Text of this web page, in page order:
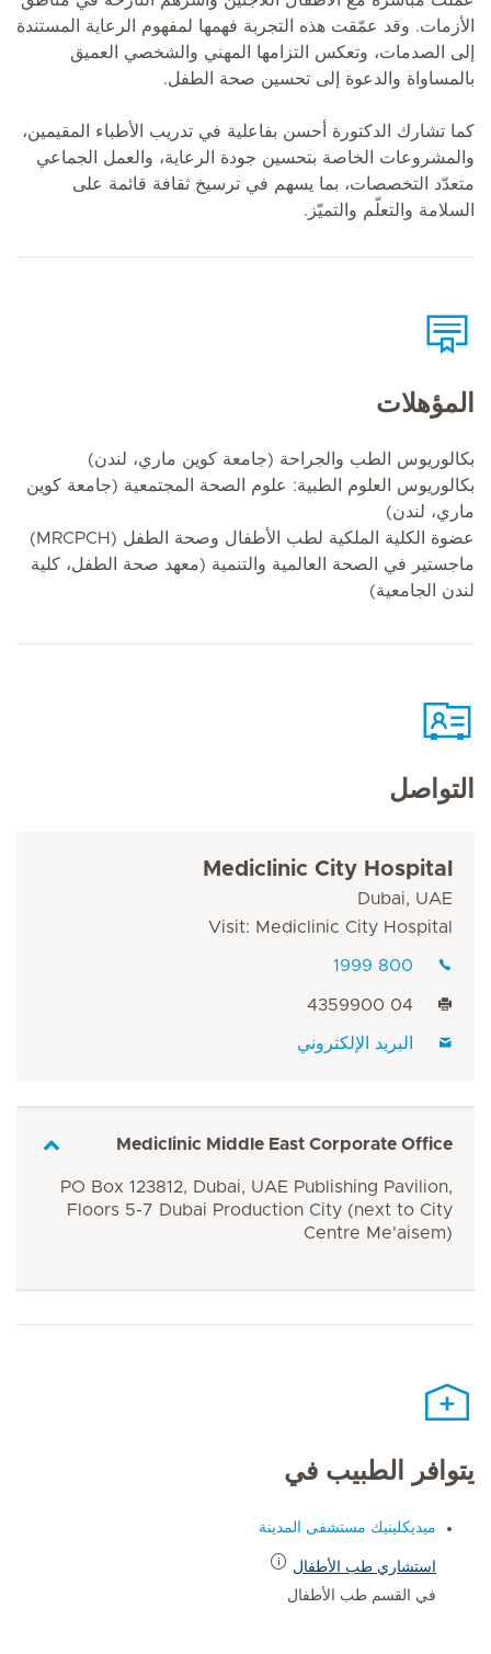
الأزمات. وقد عمّقت هذه التجربة فهمها لمفهوم الرعاية المستندة
إلى الصدمات، وتعكس التزامها المهني والشخصي العميق
بالمساواة والدعوة إلى تحسين صحة الطفل.
كما تشارك الدكتورة أحسن بفاعلية في تدريب الأطباء المقيمين،
والمشروعات الخاصة بتحسين جودة الرعاية، والعمل الجماعي
متعدّد التخصصات، بما يسهم في ترسيخ ثقافة قائمة على
السلامة والتعلّم والتميّز.
المؤهلات
بكالوريوس الطب والجراحة (جامعة كوين ماري، لندن)
بكالوريوس العلوم الطبية: علوم الصحة المجتمعية (جامعة كوين
ماري، لندن)
عضوة الكلية الملكية لطب الأطفال وصحة الطفل (MRCPCH)
ماجستير في الصحة العالمية والتنمية (معهد صحة الطفل، كلية
لندن الجامعية)
التواصل
Mediclinic City Hospital
Dubai, UAE
Visit: Mediclinic City Hospital
800 1999
04 4359900
البريد الإلكتروني
Mediclinic Middle East Corporate Office
PO Box 123812, Dubai, UAE Publishing Pavilion,
Floors 5-7 Dubai Production City (next to City
Centre Me'aisem)
يتوافر الطبيب في
ميديكلينيك مستشفى المدينة
استشاري طب الأطفال
في القسم طب الأطفال